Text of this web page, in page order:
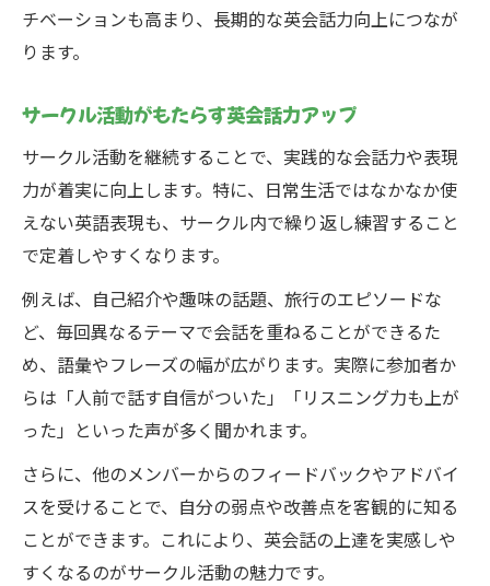
チベーションも高まり、長期的な英会話力向上につなが
ります。
サークル活動がもたらす英会話力アップ
サークル活動を継続することで、実践的な会話力や表現
力が着実に向上します。特に、日常生活ではなかなか使
えない英語表現も、サークル内で繰り返し練習すること
で定着しやすくなります。
例えば、自己紹介や趣味の話題、旅行のエピソードな
ど、毎回異なるテーマで会話を重ねることができるた
め、語彙やフレーズの幅が広がります。実際に参加者か
らは「人前で話す自信がついた」「リスニング力も上が
った」といった声が多く聞かれます。
さらに、他のメンバーからのフィードバックやアドバイ
スを受けることで、自分の弱点や改善点を客観的に知る
ことができます。これにより、英会話の上達を実感しや
すくなるのがサークル活動の魅力です。